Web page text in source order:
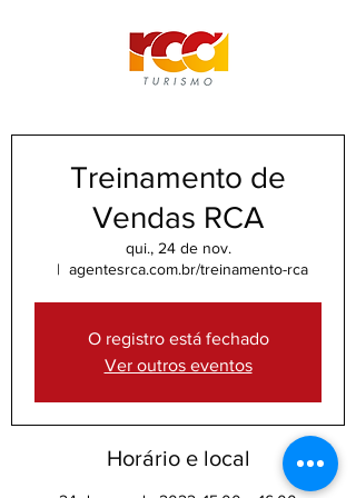
Treinamento de
Vendas RCA
qui., 24 de nov.
  |
agentesrca.com.br/treinamento-rca
O registro está fechado
Ver outros eventos
Horário e local